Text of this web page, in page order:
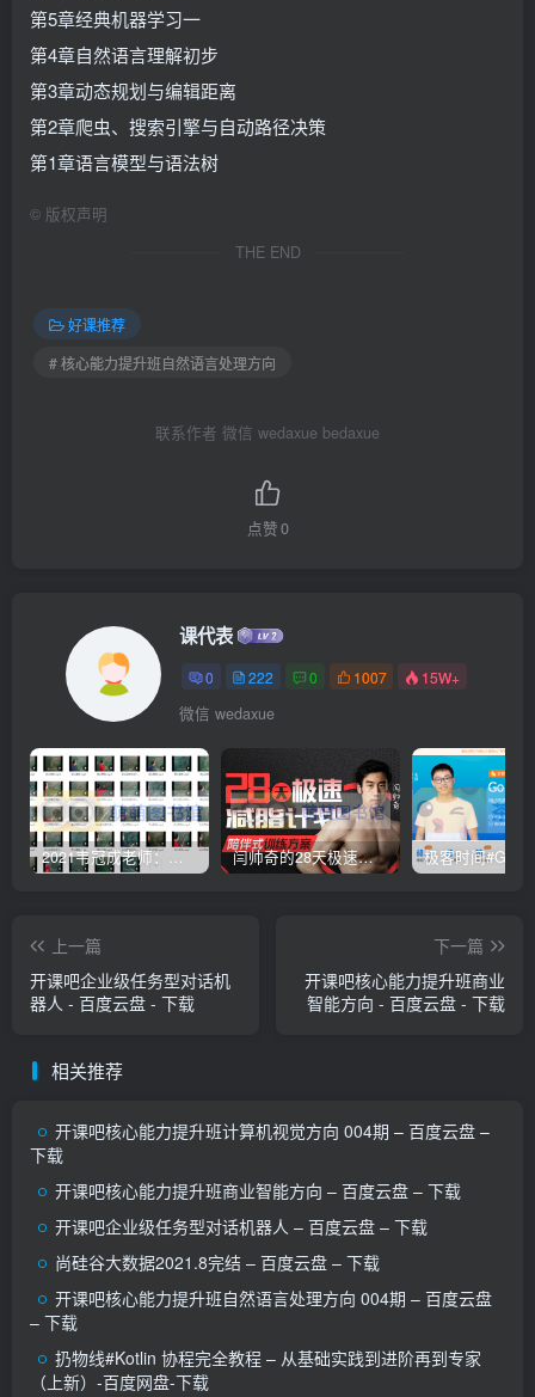
第5章经典机器学习一
第4章自然语言理解初步
第3章动态规划与编辑距离
第2章爬虫、搜索引擎与自动路径决策
第1章语言模型与语法树
© 版权声明
THE END
好课推荐
# 核心能力提升班自然语言处理方向
联系作者 微信 wedaxue bedaxue
点赞0
课代表
0 222 0 1007 15W+
微信 wedaxue
2021韦冠成老师：韦氏天星风水《秘传二十四山吉凶占断要法》 – 百度云盘 – 下载 闫帅奇的28天极速减脂计划 – 网盘分享 – 下载
上一篇
开课吧企业级任务型对话机
器人 - 百度云盘 - 下载
下一篇
开课吧核心能力提升班商业
智能方向 - 百度云盘 - 下载
相关推荐
开课吧核心能力提升班计算机视觉方向 004期 – 百度云盘 –
下载
开课吧核心能力提升班商业智能方向 – 百度云盘 – 下载
开课吧企业级任务型对话机器人 – 百度云盘 – 下载
尚硅谷大数据2021.8完结 – 百度云盘 – 下载
开课吧核心能力提升班自然语言处理方向 004期 – 百度云盘
– 下载
扔物线#Kotlin 协程完全教程 – 从基础实践到进阶再到专家
（上新）-百度网盘-下载